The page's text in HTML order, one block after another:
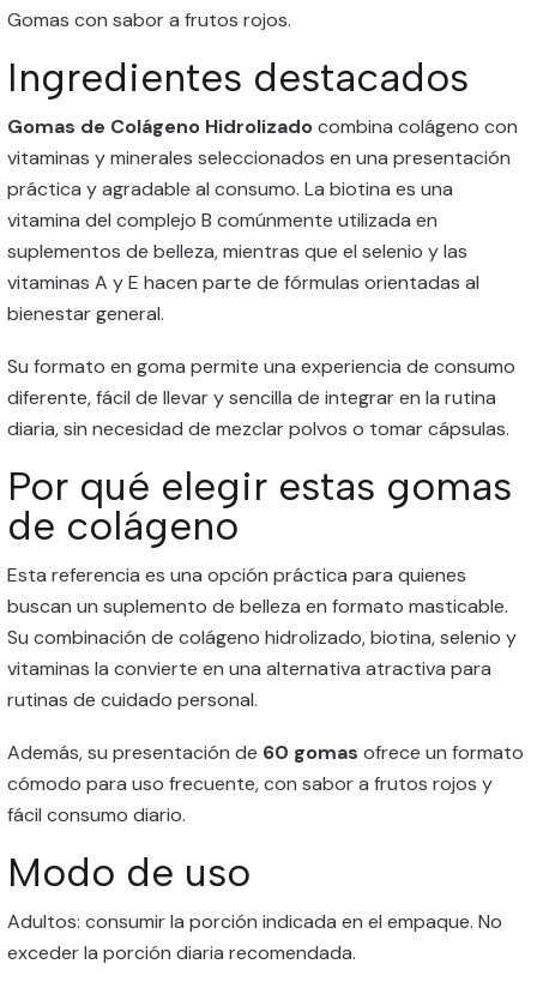
Gomas con sabor a frutos rojos.
Ingredientes destacados
Gomas de Colágeno Hidrolizadocombina colágeno con
vitaminas y minerales seleccionados en una presentación
práctica y agradable al consumo. La biotina es una
vitamina del complejo B comúnmente utilizada en
suplementos de belleza, mientras que el selenio y las
vitaminas A y E hacen parte de fórmulas orientadas al
bienestar general.
Su formato en goma permite una experiencia de consumo
diferente, fácil de llevar y sencilla de integrar en la rutina
diaria, sin necesidad de mezclar polvos o tomar cápsulas.
Por qué elegir estas gomas
de colágeno
Esta referencia es una opción práctica para quienes
buscan un suplemento de belleza en formato masticable.
Su combinación de colágeno hidrolizado, biotina, selenio y
vitaminas la convierte en una alternativa atractiva para
rutinas de cuidado personal.
Además, su presentación de 60 gomas ofrece un formato
cómodo para uso frecuente, con sabor a frutos rojos y
fácil consumo diario.
Modo de uso
Adultos: consumir la porción indicada en el empaque. No
exceder la porción diaria recomendada.